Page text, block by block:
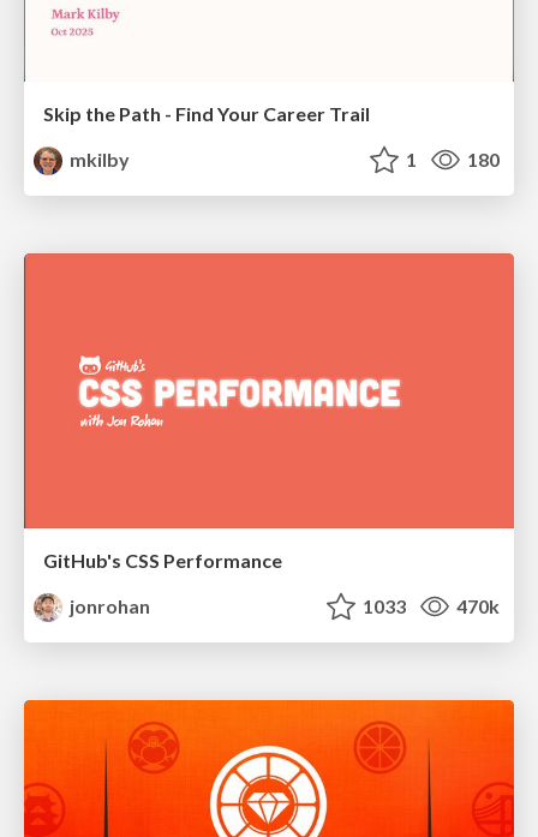
Skip the Path - Find Your Career Trail
mkilby
1 180
GitHub's CSS Performance
jonrohan
1033 470k